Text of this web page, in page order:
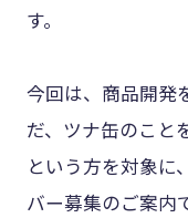
す。
今回は、商品開発
だ、ツナ缶のこと
という方を対象に
バー募集のご案内